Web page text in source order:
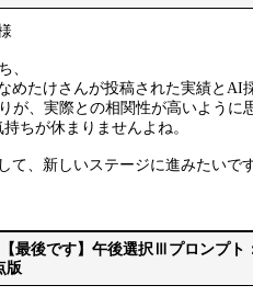
、
めたけさんが投稿された実績とAI
が、実際との相関性が高いように
ちが休まりませんよね。
て、新しいステージに進みたいで
最後です】午後選択Ⅲプロンプト
版